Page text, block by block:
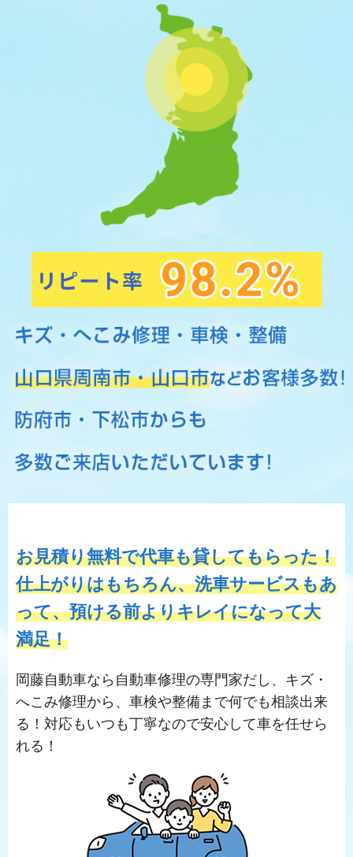
お見積り無料で代車も貸してもらった！
仕上がりはもちろん、洗車サービスもあ
って、預ける前よりキレイになって大
満足！
岡藤自動車なら自動車修理の専門家だし、キズ・
へこみ修理から、車検や整備まで何でも相談出来
る！対応もいつも丁寧なので安心して車を任せら
れる！